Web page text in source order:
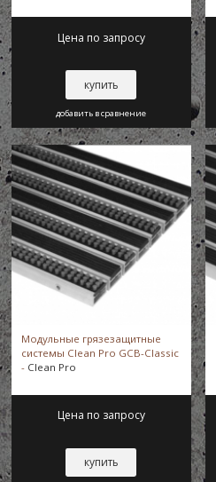
Milliken-Klitmoeller
Milliken-Moss
Milliken-Norka
Milliken-Sabro
Milliken-Skallerup
Цена по запросу
купить
добавить в сравнение
Модульные грязезащитные
системы Clean Pro GCB-Classic
- Clean Pro
Цена по запросу
купить